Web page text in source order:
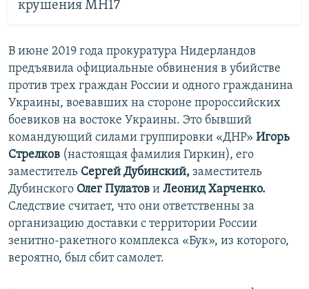
крушения MH17
В июне 2019 года прокуратура Нидерландов
предъявила официальные обвинения в убийстве
против трех граждан России и одного гражданина
Украины, воевавших на стороне пророссийских
боевиков на востоке Украины. Это бывший
командующий силами группировки «ДНР» Игорь
Стрелков (настоящая фамилия Гиркин), его
заместитель Сергей Дубинский, заместитель
Дубинского Олег Пулатов и Леонид Харченко.
Следствие считает, что они ответственны за
организацию доставки с территории России
зенитно-ракетного комплекса «Бук», из которого,
вероятно, был сбит самолет.